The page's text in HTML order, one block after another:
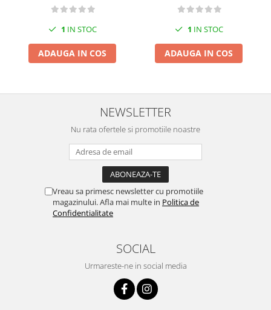
1 IN STOC
ADAUGA IN COS
1 IN STOC
ADAUGA IN COS
NEWSLETTER
Nu rata ofertele si promotiile noastre
Vreau sa primesc newsletter cu promotiile
magazinului. Afla mai multe in Politica de
Confidentialitate
SOCIAL
Urmareste-ne in social media